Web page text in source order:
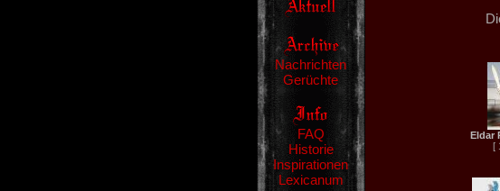
Nachrichten
Gerüchte
FAQ
Historie
Inspirationen
Lexicanum
Eldar
[